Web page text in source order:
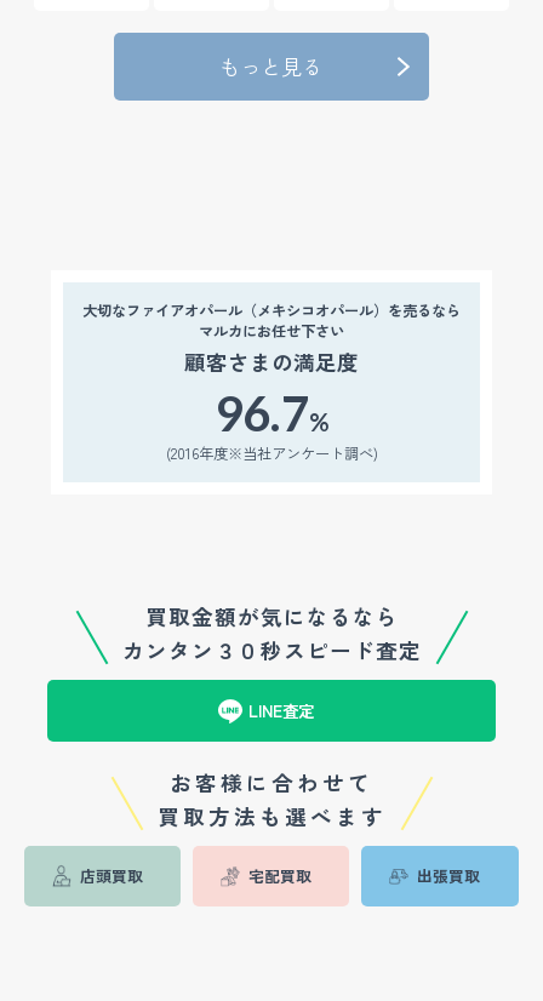
もっと見る
大切なファイアオパール（メキシコオパール）を売るなら
マルカにお任せ下さい
顧客さまの満足度
96.7%
(2016年度※当社アンケート調べ)
買取金額が気になるなら
カンタン３０秒スピード査定
LINE査定
お客様に合わせて
買取方法も選べます
店頭買取 宅配買取 出張買取